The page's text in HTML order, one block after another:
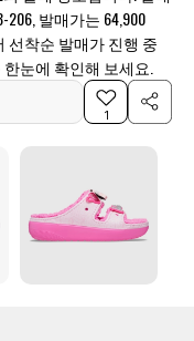
206, 발매가는 64,900
선착순 발매가 진행 중
눈에 확인해 보세요.
1